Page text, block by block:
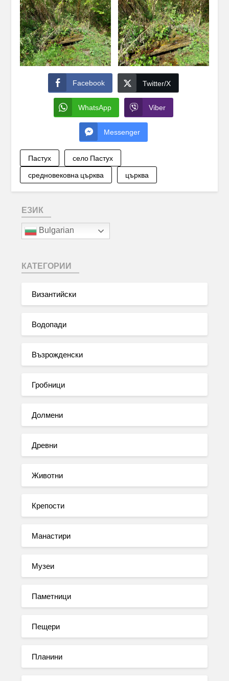
Facebook Twitter/X
WhatsApp Viber
Messenger
Пастух
село Пастух
средновековна църква
църква
ЕЗИК
Bulgarian
КАТЕГОРИИ
Византийски
Водопади
Възрожденски
Гробници
Долмени
Древни
Животни
Крепости
Манастири
Музеи
Паметници
Пещери
Планини